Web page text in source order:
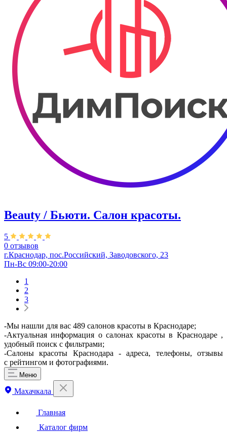
Beauty / Бьюти. Салон красоты.
5
0 отзывов
г.Краснодар, пос.Российский, Заводовского, 23
Пн-Вс 09:00-20:00
1
2
3
-Мы нашли для вас 489 салонов красоты в Краснодаре;
-Актуальная информация о салонах красоты в Краснодаре ,
удобный поиск с фильтрами;
-Салоны красоты Краснодара - адреса, телефоны, отзывы
с рейтингом и фотографиями.
Меню
Махачкала
Главная
Каталог фирм